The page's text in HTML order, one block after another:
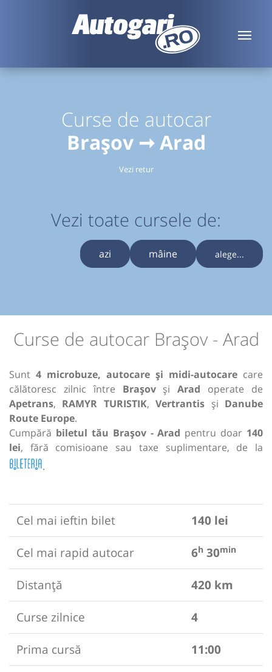
Curse de autocar
Brașov ➞ Arad
Vezi retur
Vezi toate cursele de:
azi mâine alege...
Curse de autocar Brașov - Arad
Sunt 4 microbuze, autocare și midi-autocare care
călătoresc zilnic între BrașovșiArad operate de
Apetrans, RAMYR TURISTIK,Vertrantis și Danube
Route Europe.
Cumpără biletul tău Brașov - Arad pentru doar 140
lei, fără comisioane sau taxe suplimentare, de la
.
Cel mai ieftin bilet
140 lei
Cel mai rapid autocar
6h 30min
Distanță
420 km
Curse zilnice
4
Prima cursă
11:00